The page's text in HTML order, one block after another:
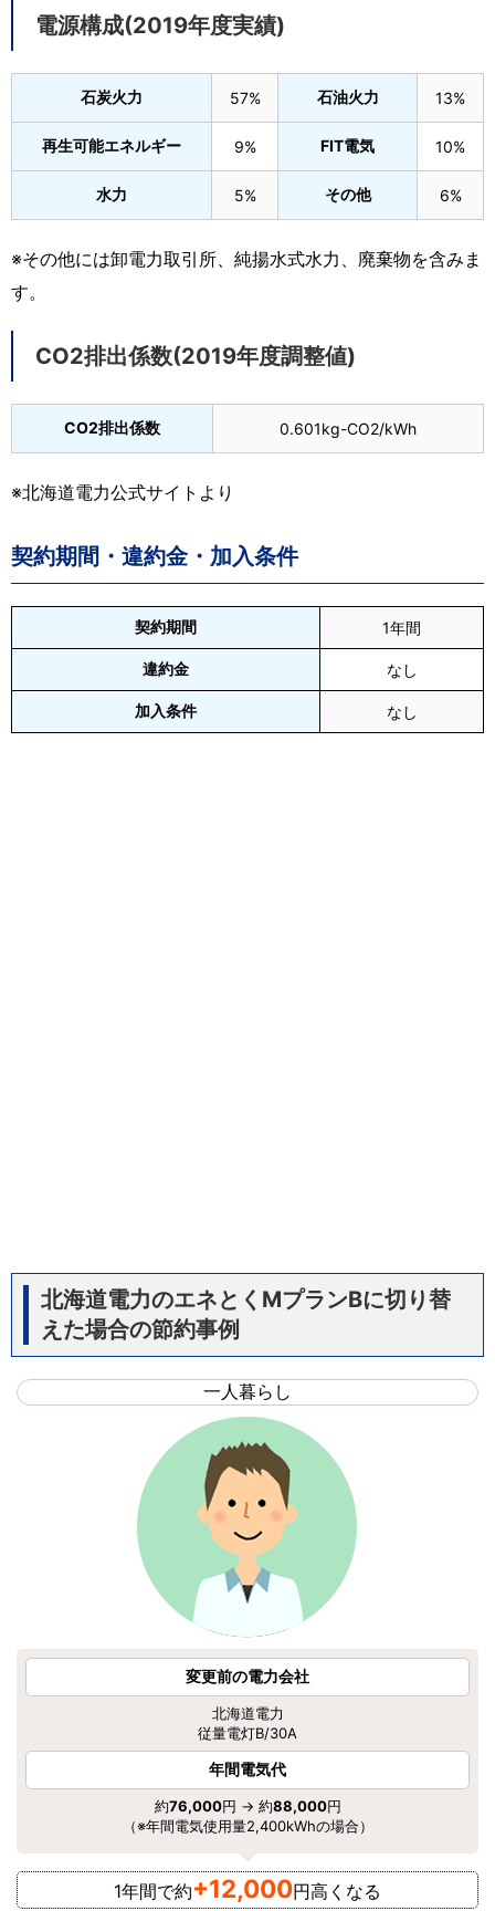
電源構成(2019年度実績)
石炭火力 57% 石油火力 13%
再生可能エネルギー 9% FIT電気 10%
水力 5% その他 6%
※その他には卸電力取引所、純揚水式水力、廃棄物を含みま
す。
CO2排出係数(2019年度調整値)
CO2排出係数 0.601kg-CO2/kWh
※北海道電力公式サイトより
契約期間・違約金・加入条件
契約期間 1年間
違約金 なし
加入条件 なし
北海道電力のエネとくMプランBに切り替
えた場合の節約事例
一人暮らし
変更前の電力会社
北海道電力
従量電灯B/30A
年間電気代
約76,000円 → 約88,000円
（※年間電気使用量2,400kWhの場合）
1年間で約+12,000円高くなる